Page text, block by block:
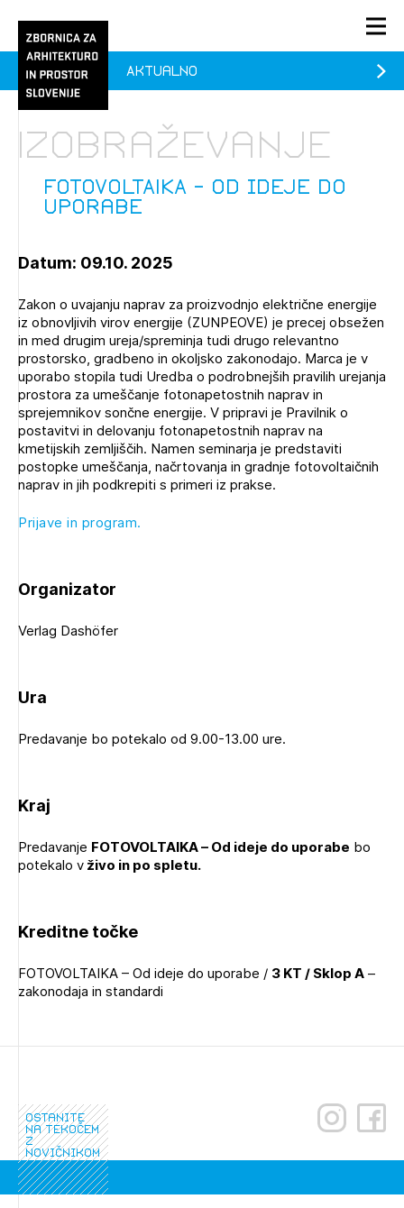
PRIJAVA
Članstvo
Praksa
registriranim uporabnikom. Da lahko do nje
dostopate, se je potrebno prijaviti.
PRIJAVITE SE
1/1
Pozdravljeni
PRIJAVITE SE
POZABLJENO GESLO
REGISTRIRAJTE SE
FOTOVOLTAIKA - Od ideje do
uporabe
Izobraževanje
Aktualno
Datum: 09.10. 2025
Zakon o uvajanju naprav za proizvodnjo električne energije
iz obnovljivih virov energije (ZUNPEOVE) je precej obsežen
in med drugim ureja/spreminja tudi drugo relevantno
prostorsko, gradbeno in okoljsko zakonodajo. Marca je v
uporabo stopila tudi Uredba o podrobnejših pravilih urejanja
prostora za umeščanje fotonapetostnih naprav in
sprejemnikov sončne energije. V pripravi je Pravilnik o
postavitvi in delovanju fotonapetostnih naprav na
kmetijskih zemljiščih. Namen seminarja je predstaviti
postopke umeščanja, načrtovanja in gradnje fotovoltaičnih
naprav in jih podkrepiti s primeri iz prakse.
Prijave in program.
Organizator
Verlag Dashöfer
Ura
Predavanje bo potekalo od 9.00-13.00 ure.
Kraj
Predavanje FOTOVOLTAIKA – Od ideje do uporabe bo
potekalo vživo in po spletu.
Kreditne točke
FOTOVOLTAIKA – Od ideje do uporabe / 3 KT / Sklop A–
zakonodaja in standardi
1/1
prijava
0)
FOTOVOLTAIKA - Od ideje do uporabe (prostih mest -
0)
FOTOVOLTAIKA - Od ideje do uporabe (prostih mest -
0)
FOTOVOLTAIKA - Od ideje do uporabe (prostih mest -
0)
Plačnik je podjetje
PRIJAVITE SE
ostanite
na tekočem
z
novičnikom
1/2
Prijava na novičnik
Novičnike. Označite svojo izbiro.
Mesečni novičnik
Novičnik izobraževanj
Novičnik natečajev
Tedenski novičnik javnih naročil
Dnevne medijske objave
NAPREJ